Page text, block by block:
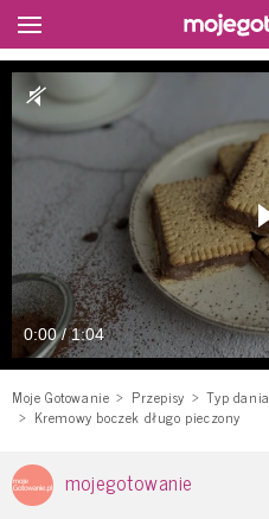
0:00 / 1:04
Moje Gotowanie Przepisy Typ dania
Kremowy boczek długo pieczony
mojegotowanie